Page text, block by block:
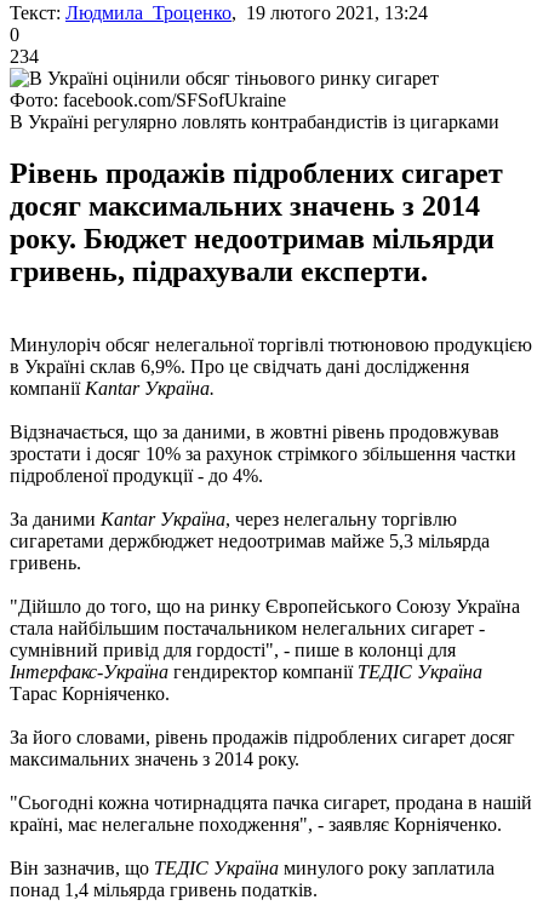
Текст: Людмила Троценко, 19 лютого 2021, 13:24
0
234
Фото: facebook.com/SFSofUkraine
В Україні регулярно ловлять контрабандистів із цигарками
Рівень продажів підроблених сигарет
досяг максимальних значень з 2014
року. Бюджет недоотримав мільярди
гривень, підрахували експерти.
Минулоріч обсяг нелегальної торгівлі тютюновою продукцією
в Україні склав 6,9%. Про це свідчать дані дослідження
компанії Kantar Україна.
Відзначається, що за даними, в жовтні рівень продовжував
зростати і досяг 10% за рахунок стрімкого збільшення частки
підробленої продукції - до 4%.
За даними Kantar Україна, через нелегальну торгівлю
сигаретами держбюджет недоотримав майже 5,3 мільярда
гривень.
"Дійшло до того, що на ринку Європейського Союзу Україна
стала найбільшим постачальником нелегальних сигарет -
сумнівний привід для гордості", - пише в колонці для
Інтерфакс-Україна гендиректор компанії ТЕДІС Україна
Тарас Корніяченко.
За його словами, рівень продажів підроблених сигарет досяг
максимальних значень з 2014 року.
"Сьогодні кожна чотирнадцята пачка сигарет, продана в нашій
країні, має нелегальне походження", - заявляє Корніяченко.
Він зазначив, що ТЕДІС Україна минулого року заплатила
понад 1,4 мільярда гривень податків.